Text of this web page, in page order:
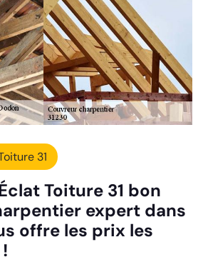
31
Toiture 31 bon
expert dans
offre les prix les